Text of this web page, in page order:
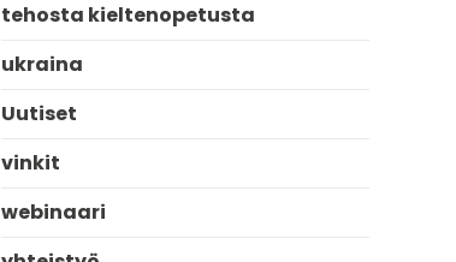
tehosta kieltenopetusta
ukraina
Uutiset
vinkit
webinaari